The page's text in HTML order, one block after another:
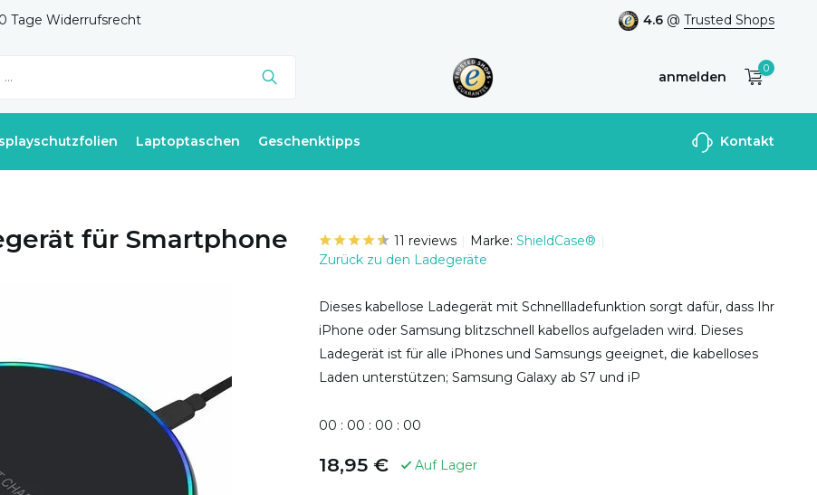
Tage Widerrufsrecht 4.6 @ Trusted Shops
anmelden
Benutzerkonto
0
Laptoptaschen Geschenktipps Kontakt
für Smartphone 11 reviews Marke: ShieldCase®
Zurück zu den Ladegeräte
Dieses kabellose Ladegerät mit Schnellladefunktion sorgt dafür, dass Ihr
iPhone oder Samsung blitzschnell kabellos aufgeladen wird. Dieses
Ladegerät ist für alle iPhones und Samsungs geeignet, die kabelloses
Laden unterstützen; Samsung Galaxy ab S7 und iP
00 : 00 : 00 : 00
18,95 € Auf Lager